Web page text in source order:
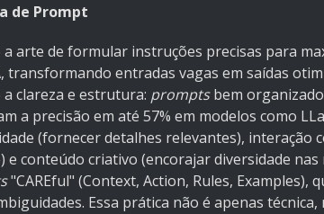
de Prompt
arte de formular instruções precisas para
transformando entradas vagas em saídas
clareza e estrutura: promptsbem
a precisão em até 57% em modelos como
(fornecer detalhes relevantes), interação
conteúdo criativo (encorajar diversidade nas
"CAREful" (Context, Action, Rules, Examples),
Essa prática não é apenas